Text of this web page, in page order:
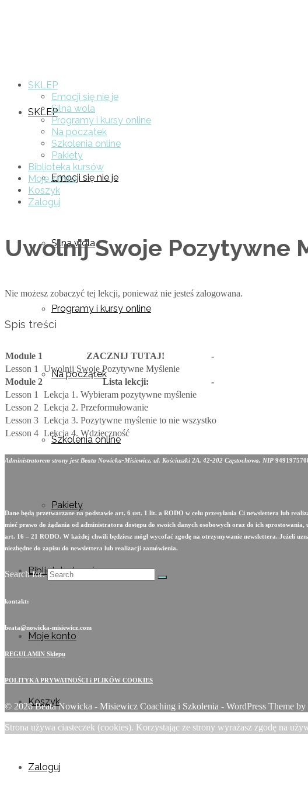
SKLEP
Emocji się nie je
Silna wola
Programy i kursy online
Na początek
Szkolenia online
Pakiety
Biblioteka kursów
Moje konto
Koszyk
Zaloguj
SKLEP
Emocji się nie je
Silna wola
Programy i kursy online
Na początek
Szkolenia online
Pakiety
Biblioteka kursów
Moje konto
Koszyk
Zaloguj
Uwolnij Swoje Pozytywne
Nie możesz zobaczyć tej lekcji, ponieważ nie jesteś zalogowana.
Spis treści
Module 1 ZACZNIJ TUTAJ!
-
Lesson 1 Uwolnij Swoje Pozytywne Myślenie
Module 2
Lista lekcji:
-
Lesson 1 Lekcja 1. Wybieram pozytywne myślenie
Lesson 2 Lekcja 2. Przeformułowanie
Lesson 3 Lekcja 3. Pozytywne myślenie to nie wszystko
Lesson 4 Lekcja 4. Wdzięczność
Administratorem strony jest Beata Nowicka-Misiewicz, ul. Kościuszki 2A, 42-202 Częstochowa, NIP
Dane będą przetwarzane na podstawie art. 6 ust. 1 lit. a RODO w celu przesyłania Ci newslettera lub
mieć prawo do żądania od administratora dostępu do swoich danych osobowych oraz do ich
art. 16 – 21 RODO. W każdej chwili będziesz mógł wycofać zgodę na otrzymywanie newslettera. Jeżeli
niezbędne do zapisu do newslettera lub realizacji zamówienia.
Search for:
kontakt:
beata@nowicka-misiewicz.com
REGULAMIN Sklepu
POLITYKA PRYWATNOŚCI i PLIKÓW COOKIES
© 2026 Beata Nowicka - Misiewicz Coaching i Szkolenia - WordPress Theme by
Strona używa ciasteczek (cookies). Korzystając ze strony wyrażasz zgodę na